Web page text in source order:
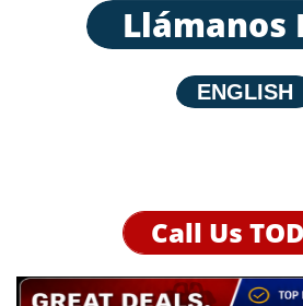
Llámanos
ENGLISH
Call Us